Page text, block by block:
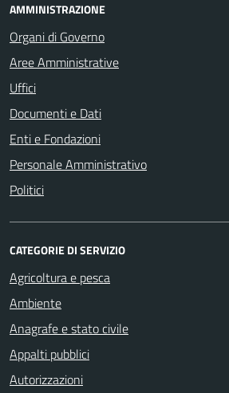
AMMINISTRAZIONE
Organi di Governo
Aree Amministrative
Uffici
Documenti e Dati
Enti e Fondazioni
Personale Amministrativo
Politici
CATEGORIE DI SERVIZIO
Agricoltura e pesca
Ambiente
Anagrafe e stato civile
Appalti pubblici
Autorizzazioni